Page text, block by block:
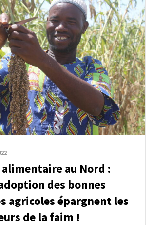
au Nord :
des bonnes
agricoles épargnent les
de la faim !